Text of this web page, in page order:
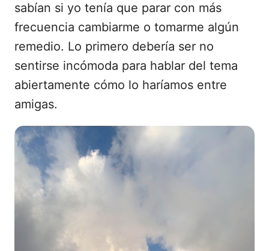
sabían si yo tenía que parar con más
frecuencia cambiarme o tomarme algún
remedio. Lo primero debería ser no
sentirse incómoda para hablar del tema
abiertamente cómo lo haríamos entre
amigas.